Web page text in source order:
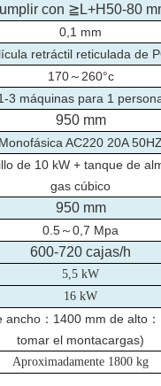
con ≧L+H50-80
0,1 mm
retráctil reticulada de
170～ 260°c
3 máquinas para 1
950 mm
Monofásica AC220 20A 50HZ
de 10 kW + tanque de
gas cúbico
950 mm
0.5～0,7 Mpa
600-720 cajas/h
5,5 kW
16 kW
ancho： 1400 mm de alto：
tomar el montacargas)
Aproximadamente 1800 kg